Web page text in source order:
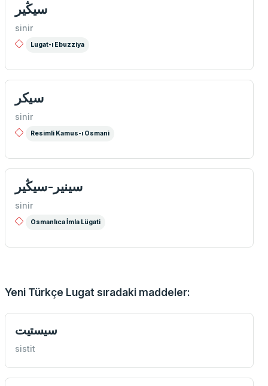
سیڭیر
sinir
Lugat-ı Ebuzziya
سیكر
sinir
Resimli Kamus-ı Osmani
سینیر-سیڭیر
sinir
Osmanlıca İmla Lügati
Yeni Türkçe Lugat sıradaki maddeler:
سيستيت
sistit